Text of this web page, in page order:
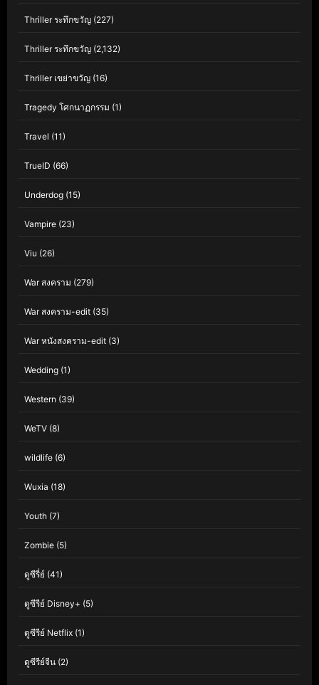
Thriller ระทึกขวัญ (227)
Thriller ระทึกขวัญ (2,132)
Thriller เขย่าขวัญ (16)
Tragedy โศกนาฏกรรม (1)
Travel (11)
TrueID (66)
Underdog (15)
Vampire (23)
Viu (26)
War สงคราม (279)
War สงคราม-edit (35)
War หนังสงคราม-edit (3)
Wedding (1)
Western (39)
WeTV (8)
wildlife (6)
Wuxia (18)
Youth (7)
Zombie (5)
ดูซีรี่ย์ (41)
ดูซีรีย์ Disney+ (5)
ดูซีรีย์ Netflix (1)
ดูซีรีย์จีน (2)